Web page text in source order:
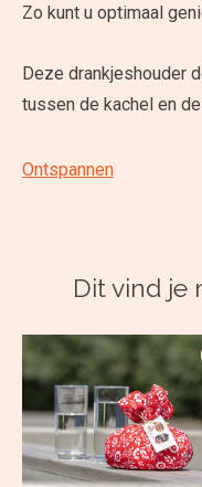
Zo kunt u optimaal
Deze drankjeshouder
tussen de kachel en
Ontspannen
Dit vind je
Items van